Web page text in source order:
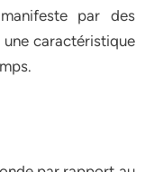
par des
une caractéristique